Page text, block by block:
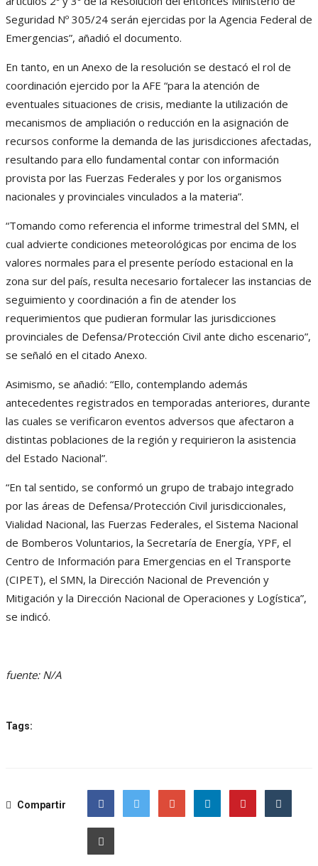
Seguridad Nº 305/24 serán ejercidas por la Agencia Federal de
Emergencias”, añadió el documento.
En tanto, en un Anexo de la resolución se destacó el rol de
coordinación ejercido por la AFE “para la atención de
eventuales situaciones de crisis, mediante la utilización de
mecanismos de ampliación o reducción en la asignación de
recursos conforme la demanda de las jurisdicciones afectadas,
resultando para ello fundamental contar con información
provista por las Fuerzas Federales y por los organismos
nacionales y provinciales vinculados a la materia”.
“Tomando como referencia el informe trimestral del SMN, el
cual advierte condiciones meteorológicas por encima de los
valores normales para el presente período estacional en la
zona sur del país, resulta necesario fortalecer las instancias de
seguimiento y coordinación a fin de atender los
requerimientos que pudieran formular las jurisdicciones
provinciales de Defensa/Protección Civil ante dicho escenario”,
se señaló en el citado Anexo.
Asimismo, se añadió: “Ello, contemplando además
antecedentes registrados en temporadas anteriores, durante
las cuales se verificaron eventos adversos que afectaron a
distintas poblaciones de la región y requirieron la asistencia
del Estado Nacional”.
“En tal sentido, se conformó un grupo de trabajo integrado
por las áreas de Defensa/Protección Civil jurisdiccionales,
Vialidad Nacional, las Fuerzas Federales, el Sistema Nacional
de Bomberos Voluntarios, la Secretaría de Energía, YPF, el
Centro de Información para Emergencias en el Transporte
(CIPET), el SMN, la Dirección Nacional de Prevención y
Mitigación y la Dirección Nacional de Operaciones y Logística”,
se indicó.
fuente: N/A
Tags:
Compartir
Facebook